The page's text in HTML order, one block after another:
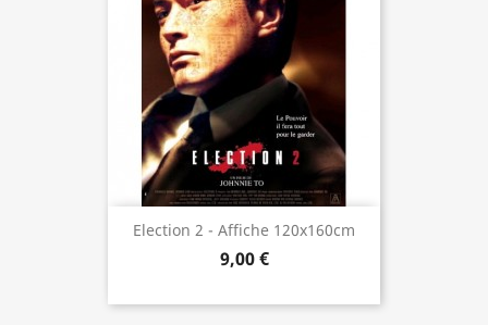
Election 2 - Affiche 120x160cm
9,00 €